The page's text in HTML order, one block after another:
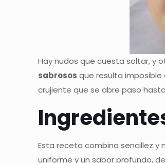
Hay nudos que cuesta soltar, y
sabrosos que resulta
crujiente que se abre paso
Esta receta combina sencillez y
uniforme y un sabor profundo,